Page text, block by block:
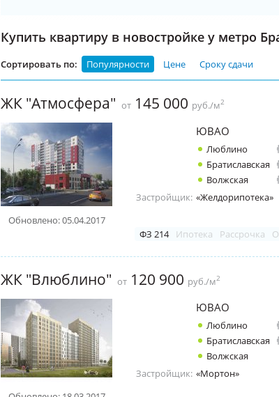
Купить квартиру в новостройке у метро
Сортировать по: Популярности Цене Сроку сдачи
ЖК "Атмосфера" от 145 000 руб./м2
Обновлено: 05.04.2017
ЮВАО
Люблино
Братиславская
Волжская
Застройщик: «Желдорипотека»
ФЗ 214 Ипотека Рассрочка
ЖК "Влюблино" от 120 900 руб./м2
ЮВАО
Люблино
Братиславская
Волжская
Застройщик: «Мортон»